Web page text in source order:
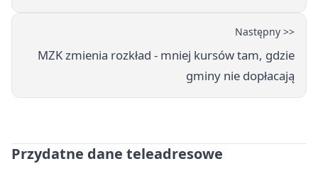
Następny >>
MZK zmienia rozkład - mniej kursów tam, gdzie
gminy nie dopłacają
Przydatne dane teleadresowe